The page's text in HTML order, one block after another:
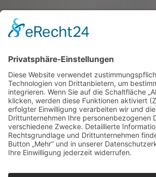
verkaufen und
wohnen bleiben
Verkaufen Sie Ihr Haus
Eigen­tums­woh­nung und
darin wohnen.
Jetzt Ermittlung starten »